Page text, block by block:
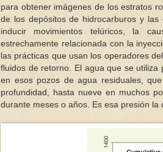
para obtener imágenes de los estratos
de los depósitos de hidrocarburos y las
inducir movimientos telúricos, la
estrechamente relacionada con la
las prácticas que usan los operadores
fluidos de retorno. El agua que se
en esos pozos de agua residuales,
profundidad, hasta nueve en muchos
durante meses o años. Es esa presión